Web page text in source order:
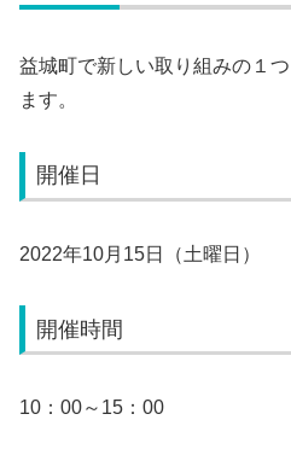
益城町で新しい取り組みの１
ます。
開催日
2022年10月15日（土曜日）
開催時間
10：00～15：00